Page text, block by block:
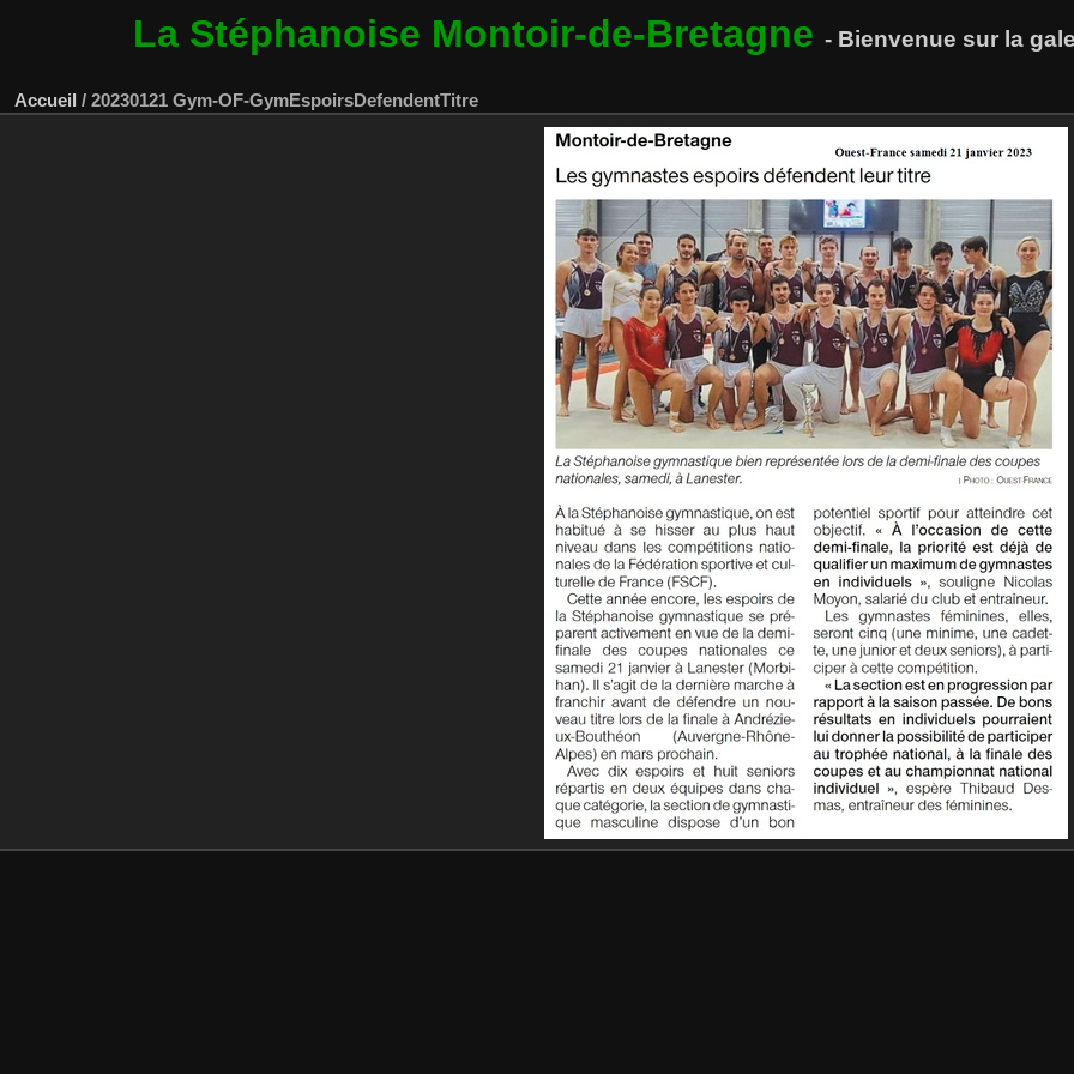
La Stéphanoise Montoir-de-Bretagne - Bienvenue sur la
Accueil / 20230121 Gym-OF-GymEspoirsDefendentTitre